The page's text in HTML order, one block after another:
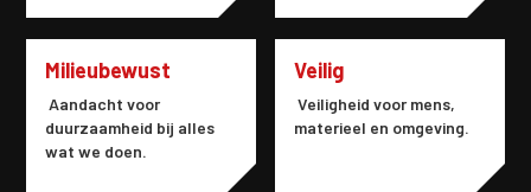
Milieubewust
Aandacht voor
duurzaamheid bij alles
wat we doen.
Veilig
Veiligheid voor mens,
materieel en omgeving.